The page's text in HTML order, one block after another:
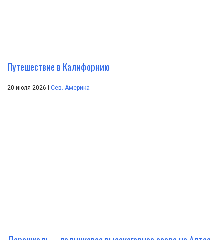
Путешествие в Калифорнию
20 июля 2026 Сев. Америка